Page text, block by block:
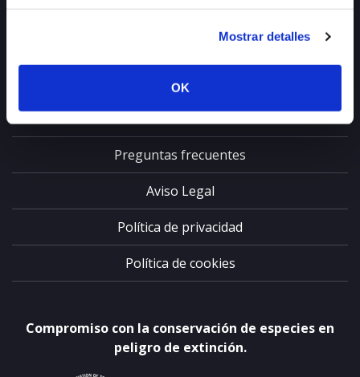
Mostrar detalles
OK
Normas
Trabaja con nosotros
Canal denuncia
Preguntas frecuentes
Aviso Legal
Política de privacidad
Política de cookies
Compromiso con la conservación de especies en
peligro de extinción.